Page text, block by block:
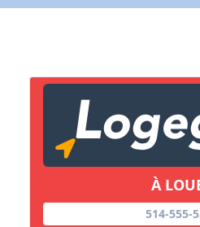
À
514-555-
Lien vers inscription (sera
Copier lien
X